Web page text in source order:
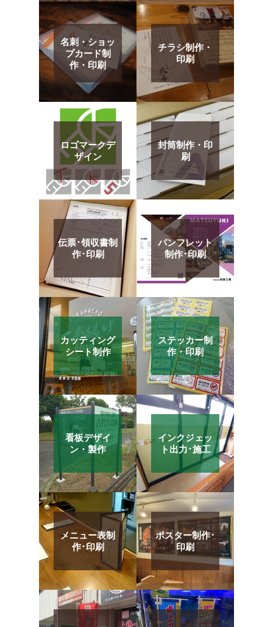
名刺・ショッ
プカード制
作・印刷
チラシ制作・
印刷
ロゴマークデ
ザイン
封筒制作・印
刷
伝票･領収書制
作･印刷
パンフレット
制作･印刷
カッティング
シート制作
ステッカー制
作・印刷
看板デザイ
ン・製作
インクジェッ
ト出力･施工
メニュー表制
作･印刷
ポスター制作･
印刷